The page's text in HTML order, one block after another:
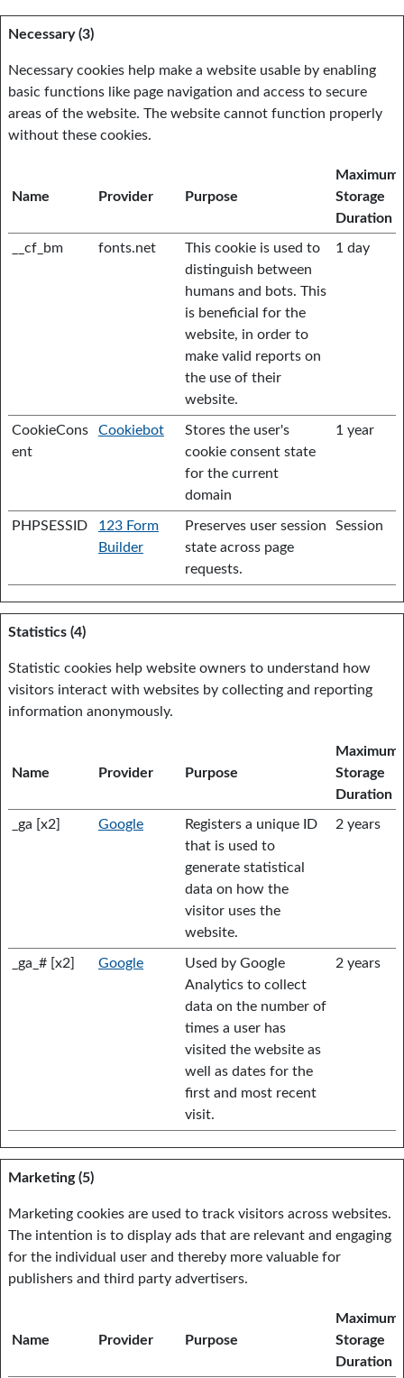
Necessary (3)
Necessary cookies help make a website usable by enabling
basic functions like page navigation and access to secure
areas of the website. The website cannot function properly
without these cookies.
Name Provider Purpose
Maximum
Storage
Duration
__cf_bm fonts.net
This cookie is used to
distinguish between
humans and bots. This
is beneficial for the
website, in order to
make valid reports on
the use of their
website.
1 day
CookieCons
ent
Cookiebot
Stores the user's
cookie consent state
for the current
domain
1 year
PHPSESSID
123 Form
Builder
Preserves user session
state across page
requests.
Session
Statistics (4)
Statistic cookies help website owners to understand how
visitors interact with websites by collecting and reporting
information anonymously.
Name Provider Purpose
Maximum
Storage
Duration
_ga [x2] Google
Registers a unique ID
that is used to
generate statistical
data on how the
visitor uses the
website.
2 years
_ga_# [x2] Google
Used by Google
Analytics to collect
data on the number of
times a user has
visited the website as
well as dates for the
first and most recent
visit.
2 years
Marketing (5)
Marketing cookies are used to track visitors across websites.
The intention is to display ads that are relevant and engaging
for the individual user and thereby more valuable for
publishers and third party advertisers.
Name Provider Purpose
Maximum
Storage
Duration